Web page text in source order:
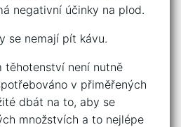
negativní účinky na plod.
se nemají pít kávu.
těhotenství není nutně
v přiměřených
dbát na to, aby se
množstvích a to nejlépe